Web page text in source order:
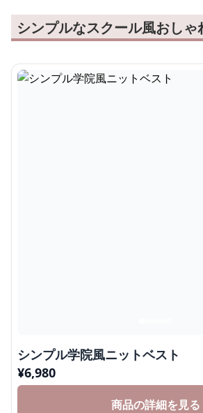
シンプルなスクール風おしゃ
シンプル学院風ニットベスト
¥6,980
商品の詳細を見る